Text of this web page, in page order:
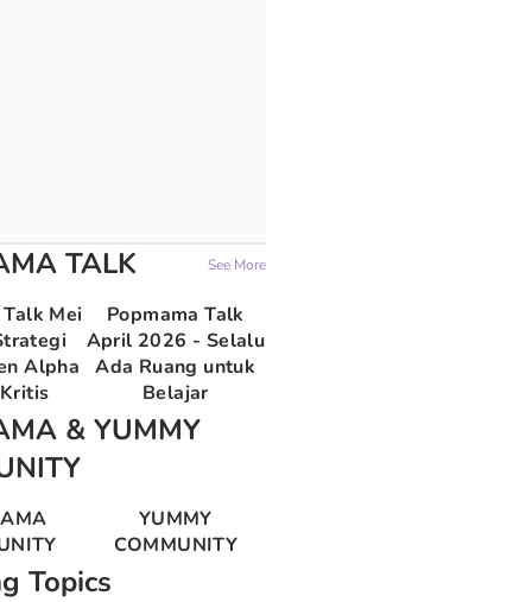
TALK See More
Mei
Alpha
Popmama Talk
April 2026 - Selalu
Ada Ruang untuk
Belajar
& YUMMY
YUMMY
COMMUNITY
Topics